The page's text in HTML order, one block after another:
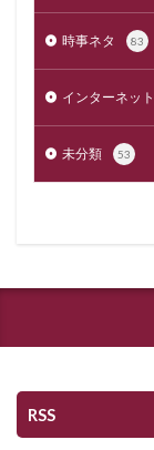
時事ネタ 83
インターネット
未分類 53
RSS